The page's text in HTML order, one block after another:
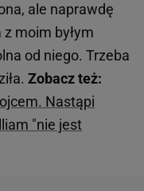
ale naprawdę
moim byłym
od niego. Trzeba
Zobacz też:
Nastąpi
"nie jest